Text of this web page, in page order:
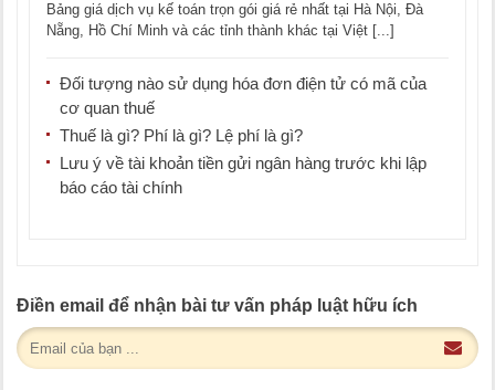
Bảng giá dịch vụ kế toán trọn gói giá rẻ nhất tại Hà Nội, Đà
Nẵng, Hồ Chí Minh và các tỉnh thành khác tại Việt [...]
Đối tượng nào sử dụng hóa đơn điện tử có mã của
cơ quan thuế
Thuế là gì? Phí là gì? Lệ phí là gì?
Lưu ý về tài khoản tiền gửi ngân hàng trước khi lập
báo cáo tài chính
Điền email để nhận bài tư vấn pháp luật hữu ích